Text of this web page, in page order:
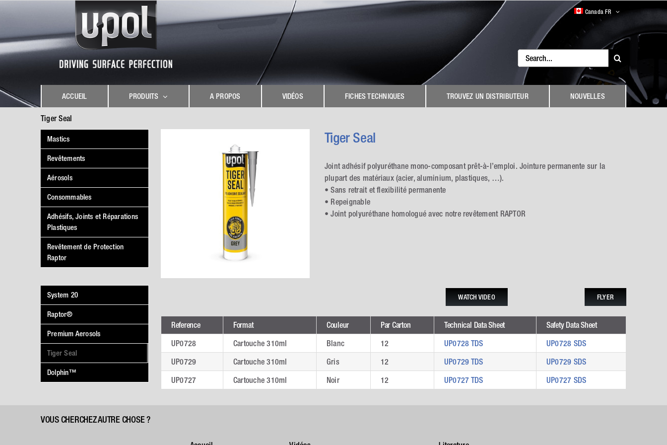
Canada FR
Search
for:
ACCUEIL PRODUITS A PROPOS VIDÉOS FICHES TECHNIQUES TROUVEZ UN DISTRIBUTEUR NOUVELLES
Tiger Seal
Tiger Seal
Joint adhésif polyuréthane mono-composant prêt-à-l’emploi. Jointure permanente sur la
plupart des matériaux (acier, aluminium, plastiques, …).
• Sans retrait et flexibilité permanente
• Repeignable
• Joint polyuréthane homologué avec notre revêtement RAPTOR
WATCH VIDEO FLYER
Reference Format Couleur Par Carton Technical Data Sheet Safety Data Sheet
UP0728 Cartouche 310ml Blanc 12 UP0728 TDS UP0728 SDS
UP0729 Cartouche 310ml Gris 12 UP0729 TDS UP0729 SDS
UP0727 Cartouche 310ml Noir 12 UP0727 TDS UP0727 SDS
Mastics
Revêtements
Aérosols
Consommables
Adhésifs, Joints et Réparations
Plastiques
Revêtement de Protection
Raptor
System 20
Raptor®
Premium Aerosols
Tiger Seal
Dolphin™
VOUS CHERCHEZ AUTRE CHOSE ?